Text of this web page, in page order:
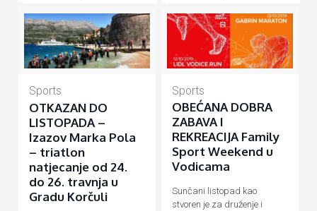
Sports
OTKAZAN DO
LISTOPADA –
Izazov Marka Pola
– triatlon
natjecanje od 24.
do 26. travnja u
Gradu Korčuli
Sports
OBEĆANA DOBRA
ZABAVA I
REKREACIJA Family
Sport Weekend u
Vodicama
Sunčani listopad kao
stvoren je za druženje i